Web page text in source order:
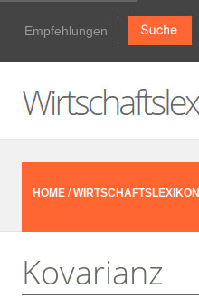
Empfehlungen
HOME /WIRTSCHAFTSLEXIKON
Kovarianz